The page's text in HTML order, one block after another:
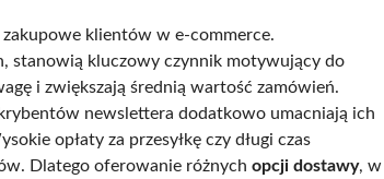
klientów w e-commerce.
stanowią kluczowy czynnik motywujący do
i zwiększają średnią wartość zamówień.
newslettera dodatkowo umacniają ich
opłaty za przesyłkę czy długi czas
Dlatego oferowanie różnych opcji dostawy, w